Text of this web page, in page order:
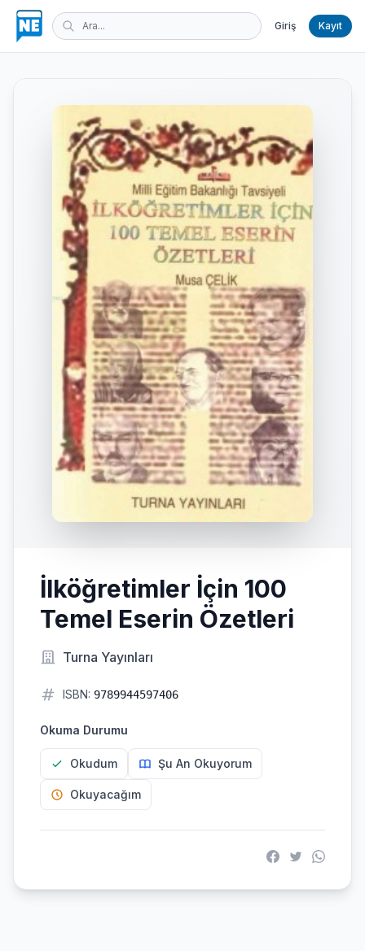
Giriş Kayıt
İlköğretimler İçin 100
Temel Eserin Özetleri
Turna Yayınları
ISBN: 9789944597406
Okuma Durumu
Okudum Şu An Okuyorum
Okuyacağım